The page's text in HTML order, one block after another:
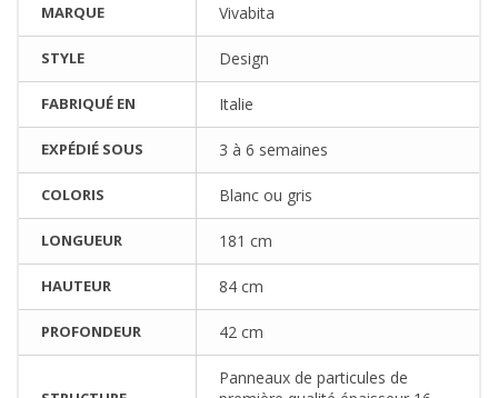
MARQUE Vivabita
STYLE Design
FABRIQUÉ EN Italie
EXPÉDIÉ SOUS 3 à 6 semaines
COLORIS Blanc ou gris
LONGUEUR 181 cm
HAUTEUR 84 cm
PROFONDEUR 42 cm
Panneaux de particules de